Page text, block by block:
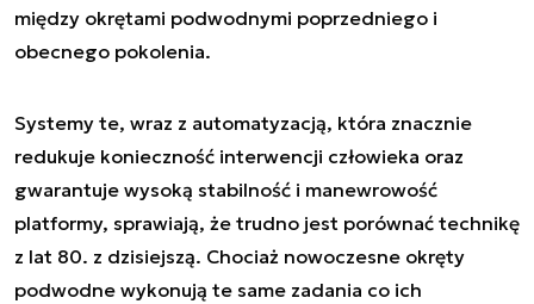
między okrętami podwodnymi poprzedniego i
obecnego pokolenia.
Systemy te, wraz z automatyzacją, która znacznie
redukuje konieczność interwencji człowieka oraz
gwarantuje wysoką stabilność i manewrowość
platformy, sprawiają, że trudno jest porównać technikę
z lat 80. z dzisiejszą. Chociaż nowoczesne okręty
podwodne wykonują te same zadania co ich